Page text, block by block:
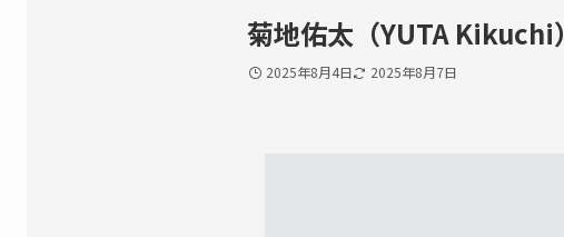
菊地佑太（YUTA Kikuchi）
2025年8月4日 2025年8月7日